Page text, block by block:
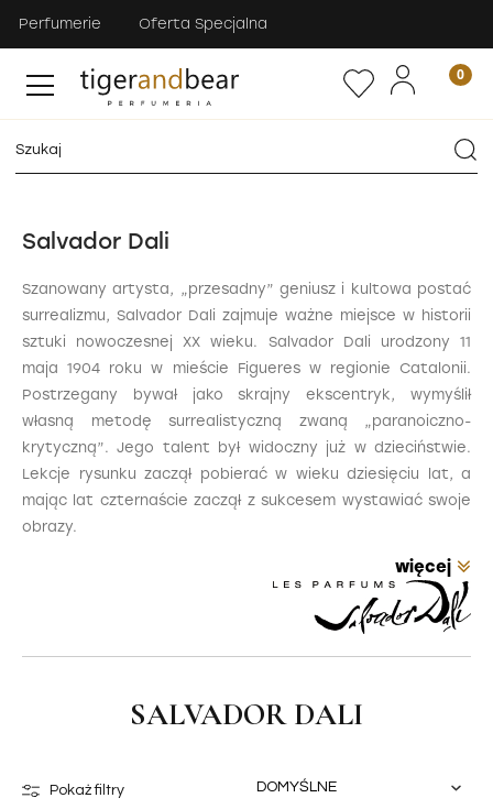
Perfumerie Oferta Specjalna
Salvador Dali
Szanowany artysta, „przesadny” geniusz i kultowa postać
surrealizmu, Salvador Dali zajmuje ważne miejsce w historii
sztuki nowoczesnej XX wieku. Salvador Dali urodzony 11
maja 1904 roku w mieście Figueres w regionie Catalonii.
Postrzegany bywał jako skrajny ekscentryk, wymyślił
własną metodę surrealistyczną zwaną „paranoiczno-
krytyczną”. Jego talent był widoczny już w dzieciństwie.
Lekcje rysunku zaczął pobierać w wieku dziesięciu lat, a
mając lat czternaście zaczął z sukcesem wystawiać swoje
obrazy.
SALVADOR DALI
Pokaż filtry